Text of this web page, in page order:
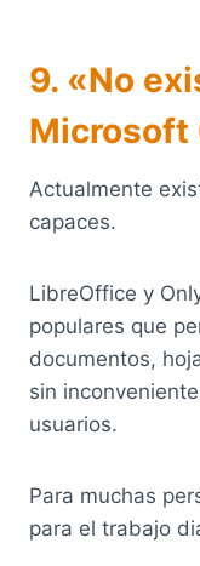
9. «No
Microsoft
Actualmente
capaces.
LibreOffice y
populares que
documentos,
sin
usuarios.
Para muchas
para el trabajo